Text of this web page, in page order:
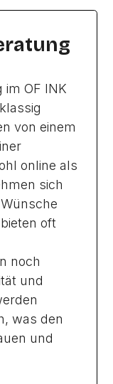
im OF INK
von einem
online als
sich
oft
noch
und
was den
und